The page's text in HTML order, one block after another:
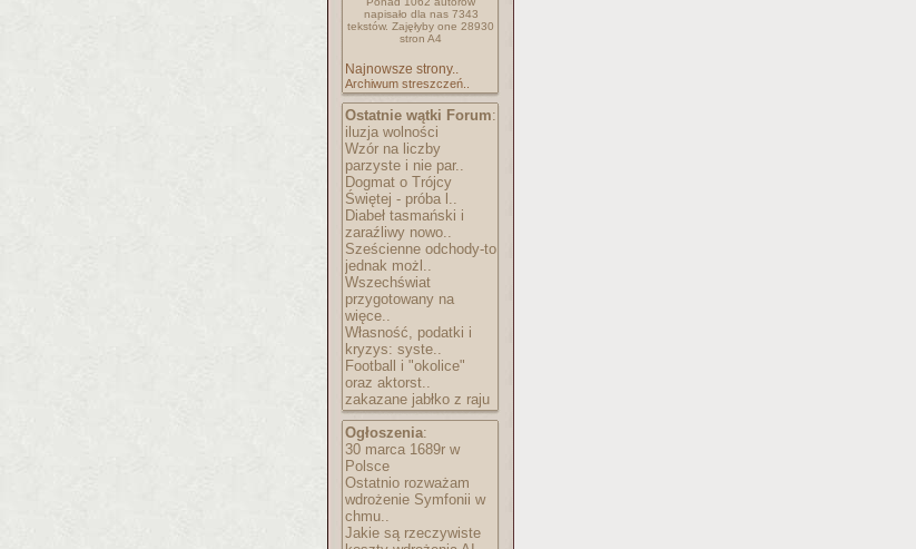
napisało dla nas 7343
tekstów. Zajęłyby one 28930
stron A4
Najnowsze strony..
Archiwum streszczeń..
Ostatnie wątki Forum:
iluzja wolności
Wzór na liczby
parzyste i nie par..
Dogmat o Trójcy
Świętej - próba l..
Diabeł tasmański i
zaraźliwy nowo..
Sześcienne odchody-to
jednak możl..
Wszechświat
przygotowany na
więce..
Własność, podatki i
kryzys: syste..
Football i "okolice"
oraz aktorst..
zakazane jabłko z raju
Ogłoszenia:
30 marca 1689r w
Polsce
Ostatnio rozważam
wdrożenie Symfonii w
chmu..
Jakie są rzeczywiste